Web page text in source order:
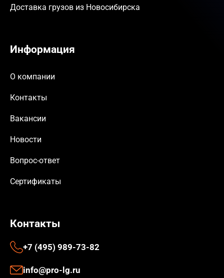
Доставка грузов из Новосибирска
Информация
О компании
Контакты
Вакансии
Новости
Вопрос-ответ
Сертификаты
Контакты
+7 (495) 989-73-82
info@pro-lg.ru